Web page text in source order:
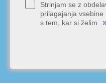
Strinjam se z
prilagajanja
s tem, kar si želim